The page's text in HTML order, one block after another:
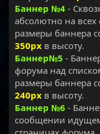
Баннер №4 -
абсолютно на
размеры баннера
350рх в высоту.
Баннер№5 -
форума над
размеры баннера
240рх в высоту.
Баннер №6 -
сообщении